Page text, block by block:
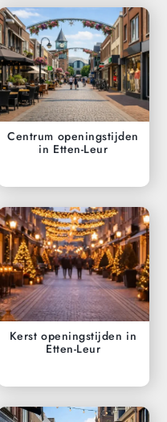
Centrum openingstijden
in Etten-Leur
Kerst openingstijden in
Etten-Leur